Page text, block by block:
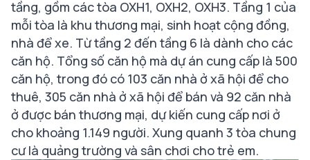
tầng, gồm các tòa OXH1, OXH2, OXH3. Tầng 1 của
mỗi tòa là khu thương mại, sinh hoạt cộng đồng,
nhà để xe. Từ tầng 2 đến tầng 6 là dành cho các
căn hộ. Tổng số căn hộ mà dự án cung cấp là 500
căn hộ, trong đó có 103 căn nhà ở xã hội để cho
thuê, 305 căn nhà ở xã hội để bán và 92 căn nhà
ở được bán thương mại, dự kiến cung cấp nơi ở
cho khoảng 1.149 người. Xung quanh 3 tòa chung
cư là quảng trường và sân chơi cho trẻ em.